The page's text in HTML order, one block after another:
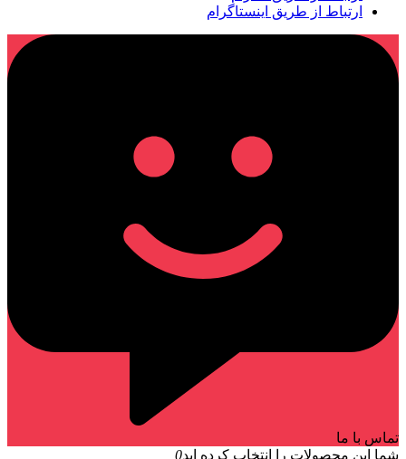
ارتباط از طریق اینستاگرام
تماس با ما
شما این محصولات را انتخاب کرده اید0